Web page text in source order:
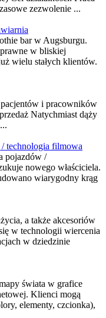
zezwolenie ...
bar w Augsburgu.
w bliskiej
wielu stałych klientów.
pacjentów i pracowników
Natychmiast dąży
technologia filmowa
pojazdów /
nowego właściciela.
wiarygodny krąg
a także akcesoriów
w technologii wiercenia
w dziedzinie
świata w grafice
Klienci mogą
elementy, czcionka),